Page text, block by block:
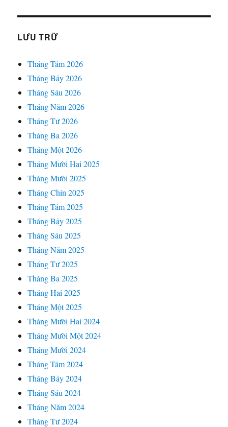
LƯU TRỮ
Tháng Tám 2026
Tháng Bảy 2026
Tháng Sáu 2026
Tháng Năm 2026
Tháng Tư 2026
Tháng Ba 2026
Tháng Một 2026
Tháng Mười Hai 2025
Tháng Mười 2025
Tháng Chín 2025
Tháng Tám 2025
Tháng Bảy 2025
Tháng Sáu 2025
Tháng Năm 2025
Tháng Tư 2025
Tháng Ba 2025
Tháng Hai 2025
Tháng Một 2025
Tháng Mười Hai 2024
Tháng Mười Một 2024
Tháng Mười 2024
Tháng Tám 2024
Tháng Bảy 2024
Tháng Sáu 2024
Tháng Năm 2024
Tháng Tư 2024